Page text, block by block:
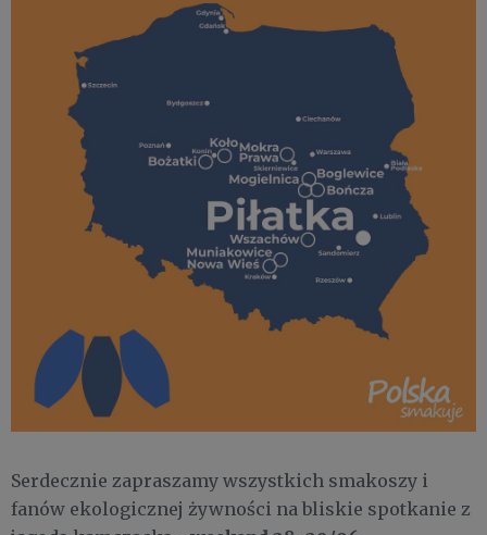
Serdecznie zapraszamy wszystkich smakoszy i
fanów ekologicznej żywności na bliskie spotkanie z